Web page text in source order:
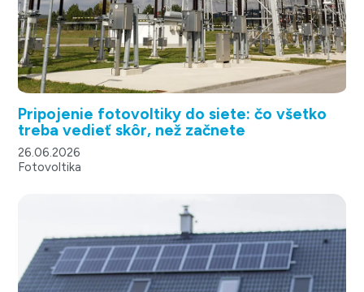
Pripojenie fotovoltiky do siete: čo všetko
treba vedieť skôr, než začnete
26.06.2026
Fotovoltika